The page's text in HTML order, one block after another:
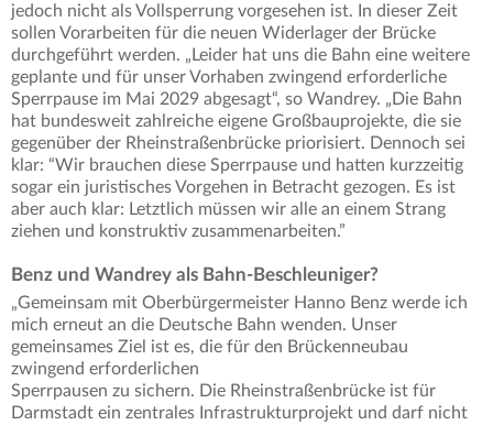
jedoch nicht als Vollsperrung vorgesehen ist. In dieser Zeit
sollen Vorarbeiten für die neuen Widerlager der Brücke
durchgeführt werden. „Leider hat uns die Bahn eine weitere
geplante und für unser Vorhaben zwingend erforderliche
Sperrpause im Mai 2029 abgesagt“, so Wandrey. „Die Bahn
hat bundesweit zahlreiche eigene Großbauprojekte, die sie
gegenüber der Rheinstraßenbrücke priorisiert. Dennoch sei
klar: “Wir brauchen diese Sperrpause und hatten kurzzeitig
sogar ein juristisches Vorgehen in Betracht gezogen. Es ist
aber auch klar: Letztlich müssen wir alle an einem Strang
ziehen und konstruktiv zusammenarbeiten.”
Benz und Wandrey als Bahn-Beschleuniger?
„Gemeinsam mit Oberbürgermeister Hanno Benz werde ich
mich erneut an die Deutsche Bahn wenden. Unser
gemeinsames Ziel ist es, die für den Brückenneubau
zwingend erforderlichen
Sperrpausen zu sichern. Die Rheinstraßenbrücke ist für
Darmstadt ein zentrales Infrastrukturprojekt und darf nicht